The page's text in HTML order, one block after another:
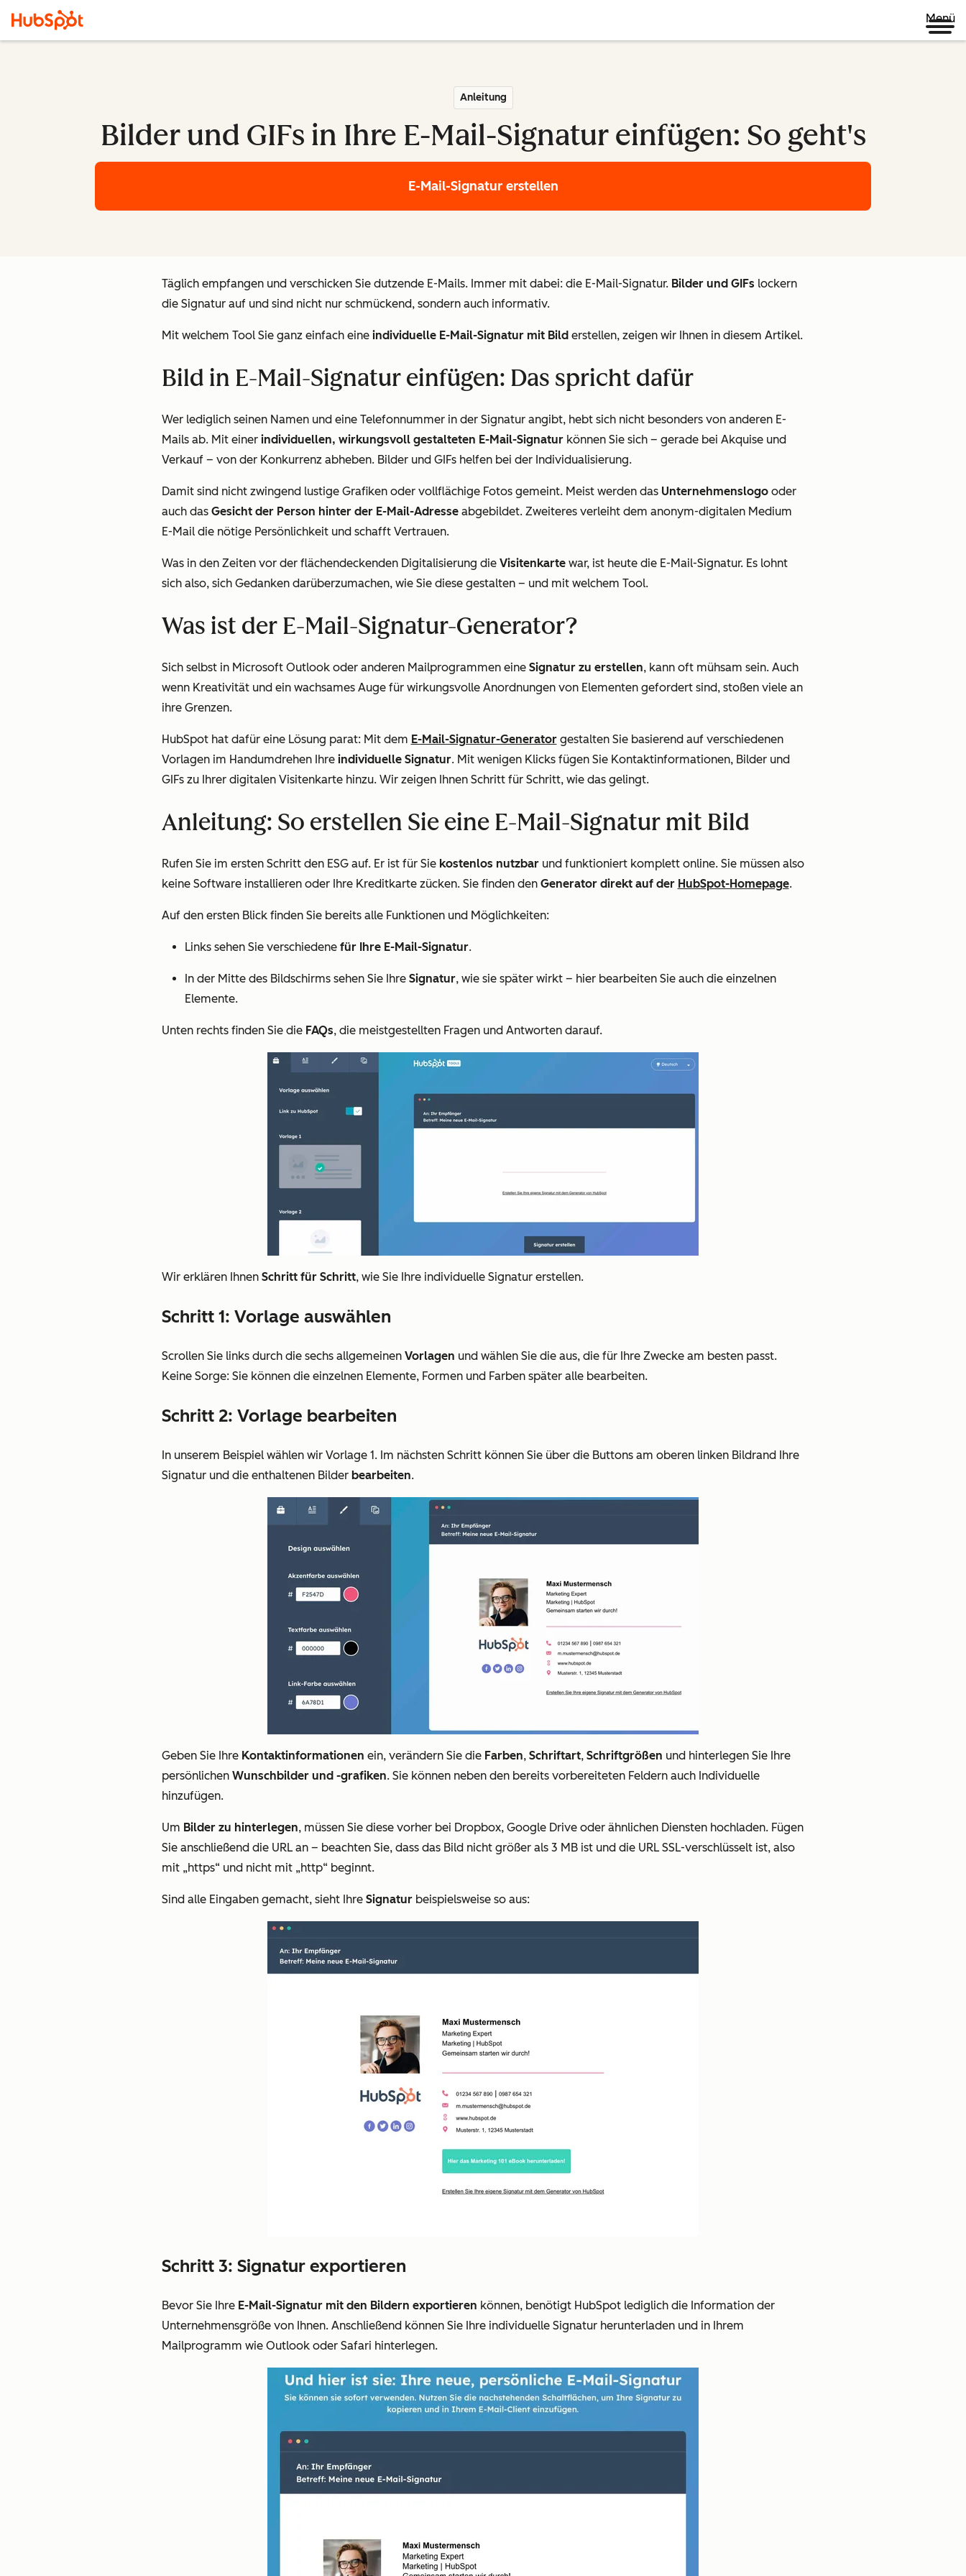
Menü
Anleitung
Bilder und GIFs in Ihre E-Mail-Signatur einfügen: So geht's
E-Mail-Signatur erstellen
Täglich empfangen und verschicken Sie dutzende E-Mails. Immer mit dabei: die E-Mail-Signatur. Bilder und GIFs lockern
die Signatur auf und sind nicht nur schmückend, sondern auch informativ.
Mit welchem Tool Sie ganz einfach eine individuelle E-Mail-Signatur mit Bilderstellen, zeigen wir Ihnen in diesem Artikel.
Bild in E-Mail-Signatur einfügen: Das spricht dafür
Wer lediglich seinen Namen und eine Telefonnummer in der Signatur angibt, hebt sich nicht besonders von anderen E-
Mails ab. Mit einer individuellen, wirkungsvoll gestalteten E-Mail-Signaturkönnen Sie sich – gerade bei Akquise und
Verkauf – von der Konkurrenz abheben. Bilder und GIFs helfen bei der Individualisierung.
Damit sind nicht zwingend lustige Grafiken oder vollflächige Fotos gemeint. Meist werden das Unternehmenslogooder
auch das Gesicht der Person hinter der E-Mail-Adresseabgebildet. Zweiteres verleiht dem anonym-digitalen Medium
E-Mail die nötige Persönlichkeit und schafft Vertrauen.
Was in den Zeiten vor der flächendeckenden Digitalisierung die Visitenkartewar, ist heute die E-Mail-Signatur. Es lohnt
sich also, sich Gedanken darüberzumachen, wie Sie diese gestalten – und mit welchem Tool.
Was ist der E-Mail-Signatur-Generator?
Sich selbst in Microsoft Outlook oder anderen Mailprogrammen eine Signatur zu erstellen, kann oft mühsam sein. Auch
wenn Kreativität und ein wachsames Auge für wirkungsvolle Anordnungen von Elementen gefordert sind, stoßen viele an
ihre Grenzen.
HubSpot hat dafür eine Lösung parat: Mit dem E-Mail-Signatur-Generatorgestalten Sie basierend auf verschiedenen
Vorlagen im Handumdrehen Ihre individuelle Signatur. Mit wenigen Klicks fügen Sie Kontaktinformationen, Bilder und
GIFs zu Ihrer digitalen Visitenkarte hinzu. Wir zeigen Ihnen Schritt für Schritt, wie das gelingt.
Anleitung: So erstellen Sie eine E-Mail-Signatur mit Bild
Rufen Sie im ersten Schritt den ESG auf. Er ist für Sie kostenlos nutzbarund funktioniert komplett online. Sie müssen also
keine Software installieren oder Ihre Kreditkarte zücken. Sie finden den Generator direkt auf der HubSpot-Homepage.
Auf den ersten Blick finden Sie bereits alle Funktionen und Möglichkeiten:
Links sehen Sie verschiedene für Ihre E-Mail-Signatur.
In der Mitte des Bildschirms sehen Sie Ihre Signatur, wie sie später wirkt – hier bearbeiten Sie auch die einzelnen
Elemente.
Unten rechts finden Sie die FAQs, die meistgestellten Fragen und Antworten darauf.
Wir erklären Ihnen Schritt für Schritt, wie Sie Ihre individuelle Signatur erstellen.
Schritt 1: Vorlage auswählen
Scrollen Sie links durch die sechs allgemeinen Vorlagen und wählen Sie die aus, die für Ihre Zwecke am besten passt.
Keine Sorge: Sie können die einzelnen Elemente, Formen und Farben später alle bearbeiten.
Schritt 2: Vorlage bearbeiten
In unserem Beispiel wählen wir Vorlage 1. Im nächsten Schritt können Sie über die Buttons am oberen linken Bildrand Ihre
Signatur und die enthaltenen Bilder bearbeiten.
Geben Sie Ihre Kontaktinformationen ein, verändern Sie die Farben, Schriftart, Schriftgrößen und hinterlegen Sie Ihre
persönlichen Wunschbilder und -grafiken. Sie können neben den bereits vorbereiteten Feldern auch Individuelle
hinzufügen.
Um Bilder zu hinterlegen, müssen Sie diese vorher bei Dropbox, Google Drive oder ähnlichen Diensten hochladen. Fügen
Sie anschließend die URL an – beachten Sie, dass das Bild nicht größer als 3 MB ist und die URL SSL-verschlüsselt ist, also
mit „https“ und nicht mit „http“ beginnt.
Sind alle Eingaben gemacht, sieht Ihre Signaturbeispielsweise so aus:
Schritt 3: Signatur exportieren
Bevor Sie Ihre E-Mail-Signatur mit den Bildern exportieren können, benötigt HubSpot lediglich die Information der
Unternehmensgröße von Ihnen. Anschließend können Sie Ihre individuelle Signatur herunterladen und in Ihrem
Mailprogramm wie Outlook oder Safari hinterlegen.